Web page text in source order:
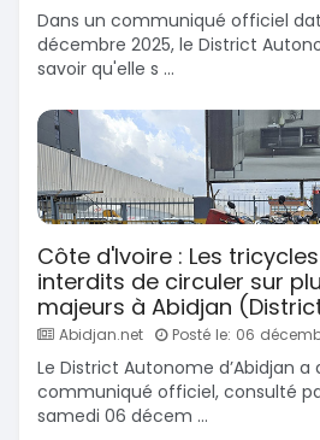
Dans un communiqué officiel
décembre 2025, le District
savoir qu'elle s ...
Côte d'Ivoire : Les
interdits de circuler sur
majeurs à Abidjan
Abidjan.net Posté le: 06
Le District Autonome d’Abidjan
communiqué officiel, consulté
samedi 06 décem ...